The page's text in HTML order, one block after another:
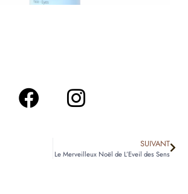
SUIVANT
Le Merveilleux Noël de L’Eveil des Sens